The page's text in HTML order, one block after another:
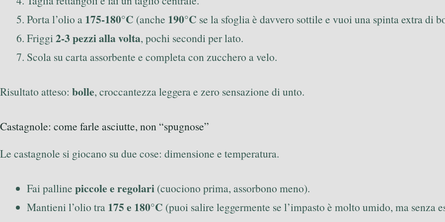
Porta l’olio a 175-180°C (anche 190°C se la sfoglia è davvero sottile e vuoi una spinta extra di
Friggi 2-3 pezzi alla volta, pochi secondi per lato.
Scola su carta assorbente e completa con zucchero a velo.
Risultato atteso: bolle, croccantezza leggera e zero sensazione di unto.
Castagnole: come farle asciutte, non “spugnose”
Le castagnole si giocano su due cose: dimensione e temperatura.
Fai palline piccole e regolari (cuociono prima, assorbono meno).
Mantieni l’olio tra 175 e 180°C (puoi salire leggermente se l’impasto è molto umido, ma senza